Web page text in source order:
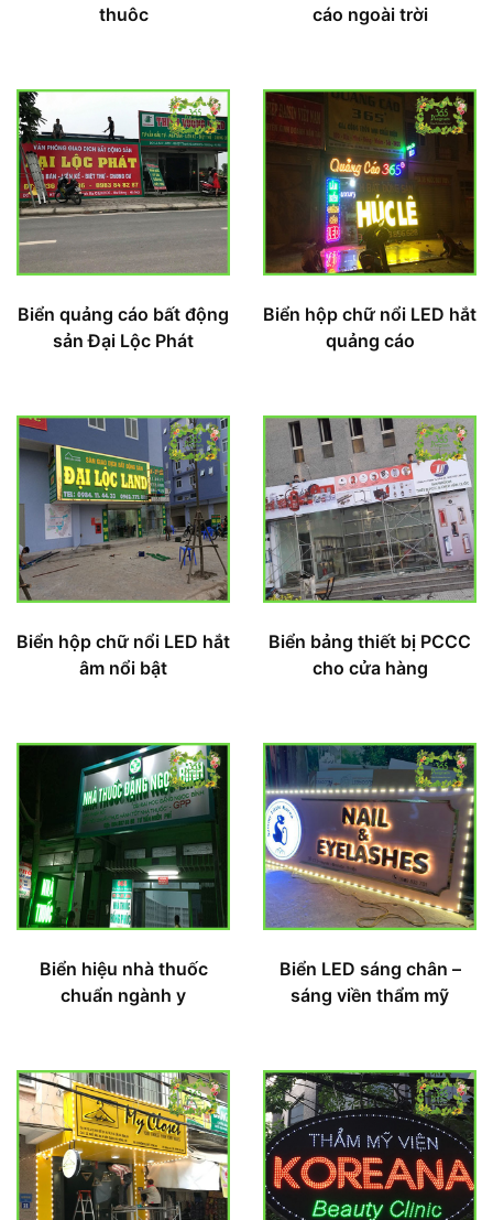
thuôc
cáo ngoài trời
Biển quảng cáo bất động
sản Đại Lộc Phát
Biển hộp chữ nổi LED hắt
quảng cáo
Biển hộp chữ nổi LED hắt
âm nổi bật
Biển bảng thiết bị PCCC
cho cửa hàng
Biển hiệu nhà thuốc
chuẩn ngành y
Biển LED sáng chân –
sáng viền thẩm mỹ